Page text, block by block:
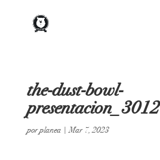
the-dust-bowl-
presentacion_3012
porplanea|Mar 7, 2023